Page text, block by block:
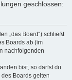
geschlossen:
„das Board“) schließt
Boards ab (im
nachfolgenden
bist, so darfst du
Boards gelten